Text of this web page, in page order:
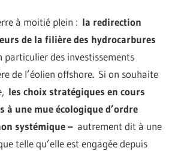
à moitié plein : la redirection
de la filière des hydrocarbures
particulier des investissements
de l’éolien offshore. Si on souhaite
les choix stratégiques en cours
à une mue écologique d’ordre
systémique – autrement dit à une
telle qu’elle est engagée depuis